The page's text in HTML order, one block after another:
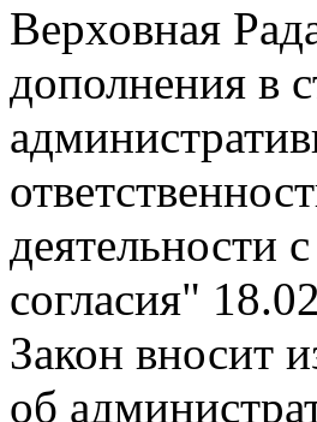
Верховная
дополнения в
деятельности
согласия"
Закон вносит
об